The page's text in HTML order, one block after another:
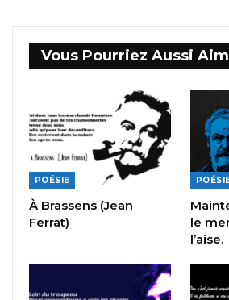
Vous Pourriez Aussi
POÉSIE
À Brassens (Jean
Ferrat)
le
l’aise.